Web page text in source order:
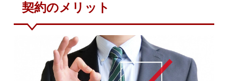
契約のメリット